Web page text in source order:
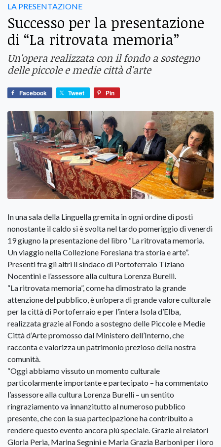
LA PRESENTAZIONE
Successo per la presentazione
di “La ritrovata memoria”
Un'opera realizzata con il fondo a sostegno
delle piccole e medie città d'arte
Facebook Tweet Pin
In una sala della Linguella gremita in ogni ordine di posti
nonostante il caldo si è svolta nel tardo pomeriggio di venerdì
19 giugno la presentazione del libro “La ritrovata memoria.
Un viaggio nella Collezione Foresiana tra storia e arte”.
Presenti fra gli altri il sindaco di Portoferraio Tiziano
Nocentini e l’assessore alla cultura Lorenza Burelli.
“La ritrovata memoria”, come ha dimostrato la grande
attenzione del pubblico, è un’opera di grande valore culturale
per la città di Portoferraio e per l’intera Isola d’Elba,
realizzata grazie al Fondo a sostegno delle Piccole e Medie
Città d’Arte promosso dal Ministero dell’Interno, che
racconta e valorizza un patrimonio prezioso della nostra
comunità.
“Oggi abbiamo vissuto un momento culturale
particolarmente importante e partecipato – ha commentato
l’assessore alla cultura Lorenza Burelli – un sentito
ringraziamento va innanzitutto al numeroso pubblico
presente, che con la sua partecipazione ha contribuito a
rendere questo evento ancora più speciale. Grazie ai relatori
Gloria Peria, Marina Segnini e Maria Grazia Barboni per i loro